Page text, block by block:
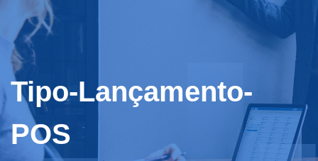
Tipo-Lançamento-
POS